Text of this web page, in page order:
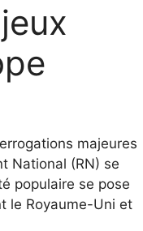
majeures
National (RN) se
populaire se pose
le Royaume-Uni et